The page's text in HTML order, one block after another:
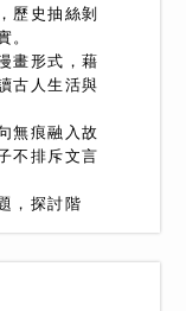
歷史抽絲剝
。
畫形式，藉
古人生活與
無痕融入故
不排斥文言
，探討階